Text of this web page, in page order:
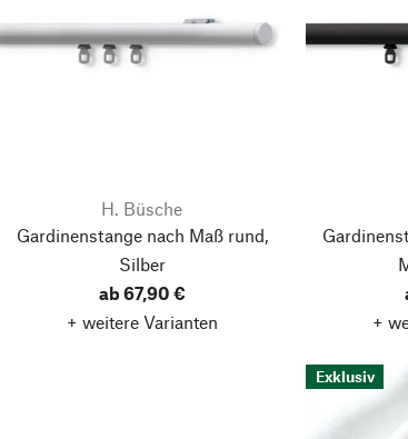
H. Büsche
Gardinenstange nach Maß rund,
Silber
ab 67,90 €
+ weitere Varianten
+
Exklusiv